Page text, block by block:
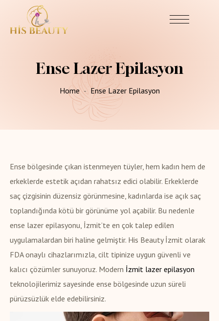
Ense Lazer Epilasyon
Home Ense Lazer Epilasyon
Ense bölgesinde çıkan istenmeyen tüyler, hem kadın hem de
erkeklerde estetik açıdan rahatsız edici olabilir. Erkeklerde
saç çizgisinin düzensiz görünmesine, kadınlarda ise açık saç
toplandığında kötü bir görünüme yol açabilir. Bu nedenle
ense lazer epilasyonu, İzmit’te en çok talep edilen
uygulamalardan biri haline gelmiştir. His Beauty İzmit olarak
FDA onaylı cihazlarımızla, cilt tipinize uygun güvenli ve
kalıcı çözümler sunuyoruz. Modern İzmit lazer epilasyon
teknolojilerimiz sayesinde ense bölgesinde uzun süreli
pürüzsüzlük elde edebilirsiniz.